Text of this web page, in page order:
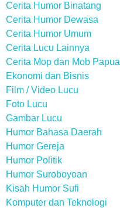
Cerita Humor Binatang
Cerita Humor Dewasa
Cerita Humor Umum
Cerita Lucu Lainnya
Cerita Mop dan Mob Papua
Ekonomi dan Bisnis
Film / Video Lucu
Foto Lucu
Gambar Lucu
Humor Bahasa Daerah
Humor Gereja
Humor Politik
Humor Suroboyoan
Kisah Humor Sufi
Komputer dan Teknologi